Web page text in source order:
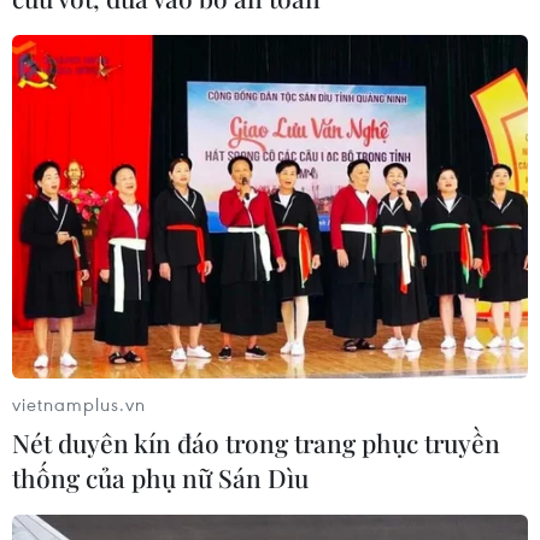
Iceland trước cuộc trưng cầu ý dân
về nối lại đàm phán gia nhập EU
08/08/2026 07:54
Italy bác tối hậu thư của Tây Ban Nha
về kiểm soát biên giới
08/08/2026 07:27
EU triển khai mạng vệ tinh riêng,
củng cố chủ quyền số
08/08/2026 04:15
Liên hợp quốc kêu gọi chấm dứt tấn
vietnamplus.vn
Nét duyên kín đáo trong trang phục truyền
thống của phụ nữ Sán Dìu